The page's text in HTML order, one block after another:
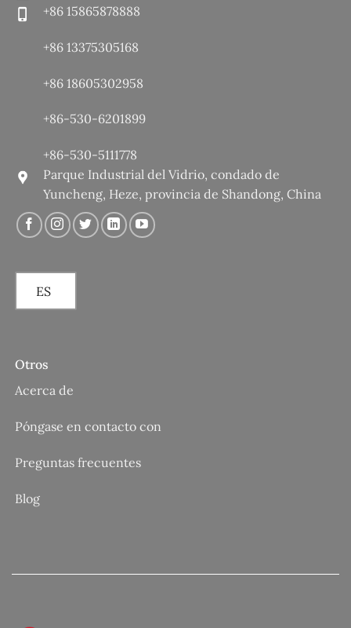
+86 15865878888
+86 13375305168
+86 18605302958
+86-530-6201899
+86-530-5111778
Parque Industrial del Vidrio, condado de
Yuncheng, Heze, provincia de Shandong, China
ES
Otros
Acerca de
Póngase en contacto con
Preguntas frecuentes
Blog